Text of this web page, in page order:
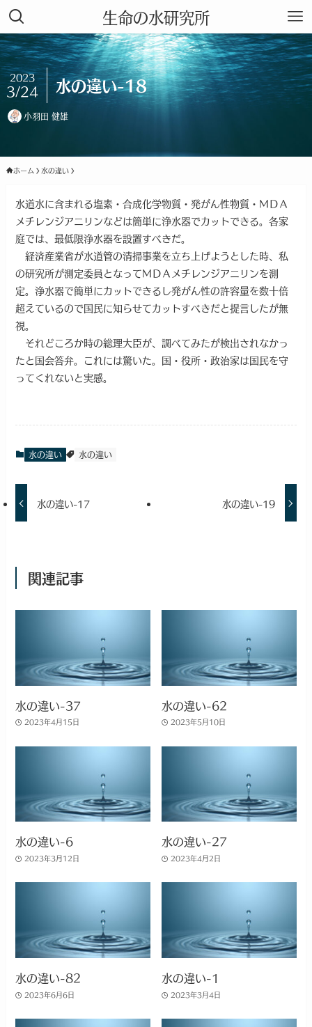
生命の水研究所
水の違い-18
2023
3/24
小羽田 健雄
ホーム 水の違い
水道水に含まれる塩素・合成化学物質・発がん性物質・ＭＤＡ
メチレンジアニリンなどは簡単に浄水器でカットできる。各家
庭では、最低限浄水器を設置すべきだ。
経済産業省が水道管の清掃事業を立ち上げようとした時、私
の研究所が測定委員となってＭＤＡメチレンジアニリンを測
定。浄水器で簡単にカットできるし発がん性の許容量を数十倍
超えているので国民に知らせてカットすべきだと提言したが無
視。
それどころか時の総理大臣が、調べてみたが検出されなかっ
たと国会答弁。これには驚いた。国・役所・政治家は国民を守
ってくれないと実感。
水の違い 水の違い
水の違い-17 水の違い-19
関連記事
水の違い-37
2023年4月15日
水の違い-62
2023年5月10日
水の違い-6
2023年3月12日
水の違い-27
2023年4月2日
水の違い-82
2023年6月6日
水の違い-1
2023年3月4日